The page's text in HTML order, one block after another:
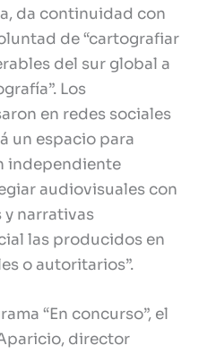
da continuidad con
de “cartografiar
del sur global a
Los
en redes sociales
un espacio para
independiente
audiovisuales con
narrativas
las producidos en
o autoritarios”.
“En concurso”, el
director